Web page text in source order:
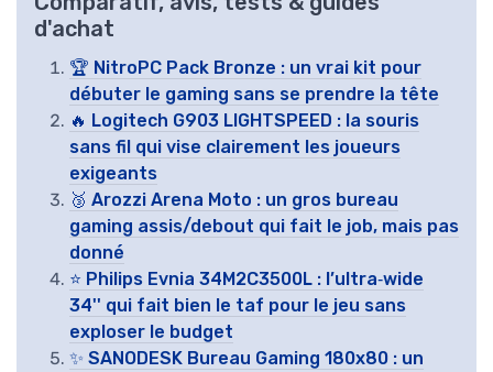
d'achat
🏆 NitroPC Pack Bronze : un vrai kit pour
débuter le gaming sans se prendre la tête
🔥 Logitech G903 LIGHTSPEED : la souris
sans fil qui vise clairement les joueurs
exigeants
🥉 Arozzi Arena Moto : un gros bureau
gaming assis/debout qui fait le job, mais pas
donné
⭐ Philips Evnia 34M2C3500L : l’ultra‑wide
34'' qui fait bien le taf pour le jeu sans
exploser le budget
✨ SANODESK Bureau Gaming 180x80 : un